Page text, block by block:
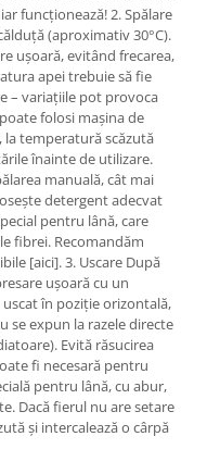
funcționează! 2. Spălare
(aproximativ 30°C).
ușoară, evitând frecarea,
apei trebuie să fie
– variațiile pot provoca
folosi mașina de
la temperatură scăzută
înainte de utilizare.
manuală, cât mai
detergent adecvat
pentru lână, care
fibrei. Recomandăm
[aici]. 3. Uscare După
ușoară cu un
uscat în poziție orizontală,
se expun la razele directe
Evită răsucirea
fi necesară pentru
pentru lână, cu abur,
Dacă fierul nu are setare
și intercalează o cârpă